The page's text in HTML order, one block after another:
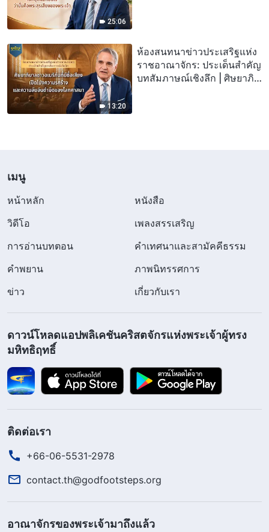
25:06
13:20
ห้องสนทนาข่าวประเสริฐแห่ง
ราชอาณาจักร: ประเด็นสำคัญ
บทสัมภาษณ์เชิงลึก | ศิษยาภิ
เมนู
หน้าหลัก
หนังสือ
วิดีโอ
เพลงสรรเสริญ
การอ่านบทตอน
คำเทศนาและสามัคคีธรรม
คำพยาน
ภาพนิทรรศการ
ข่าว
เกี่ยวกับเรา
ดาวน์โหลดแอปพลิเคชันคริสตจักรแห่งพระเจ้าผู้ทรง
มหิทธิฤทธิ์
ติดต่อเรา
+66-06-5531-2978
contact.th@godfootsteps.org
อาณาจักรของพระเจ้ามาถึงแล้ว